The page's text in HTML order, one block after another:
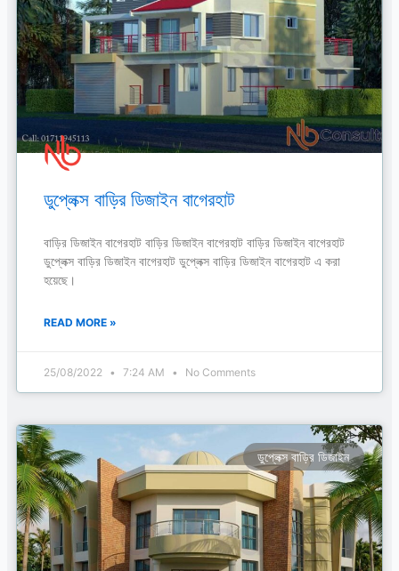
ডুপ্লেক্স বাড়ির ডিজাইন বাগেরহাট
বাড়ির ডিজাইন বাগেরহাট বাড়ির ডিজাইন বাগেরহাট বাড়ির ডিজাইন বাগেরহাট
ডুপ্লেক্স বাড়ির ডিজাইন বাগেরহাট ডুপ্লেক্স বাড়ির ডিজাইন বাগেরহাট এ করা
হয়েছে।
READ MORE »
25/08/2022 7:24 AM No Comments
ডুপ্লেক্স বাড়ির ডিজাইন